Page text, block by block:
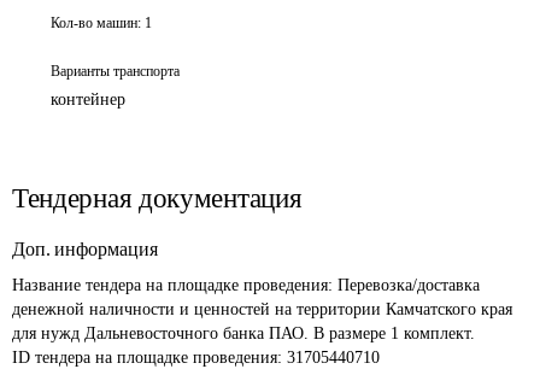
Кол-во машин: 1
Варианты транспорта
контейнер
Тендерная документация
Доп. информация
Название тендера на площадке проведения: Перевозка/доставка
денежной наличности и ценностей на территории Камчатского края
для нужд Дальневосточного банка ПАО. В размере 1 комплект.
ID тендера на площадке проведения: 31705440710